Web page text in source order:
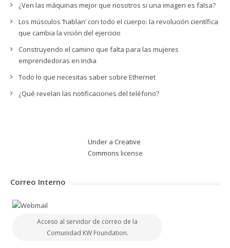
¿Ven las máquinas mejor que nosotros si una imagen es falsa?
Los músculos ‘hablan’ con todo el cuerpo: la revolución científica
que cambia la visión del ejercicio
Construyendo el camino que falta para las mujeres
emprendedoras en India
Todo lo que necesitas saber sobre Ethernet
¿Qué revelan las notificaciones del teléfono?
Under a Creative
Commons license
Correo Interno
Acceso al servidor de correo de la
Comunidad KW Foundation.